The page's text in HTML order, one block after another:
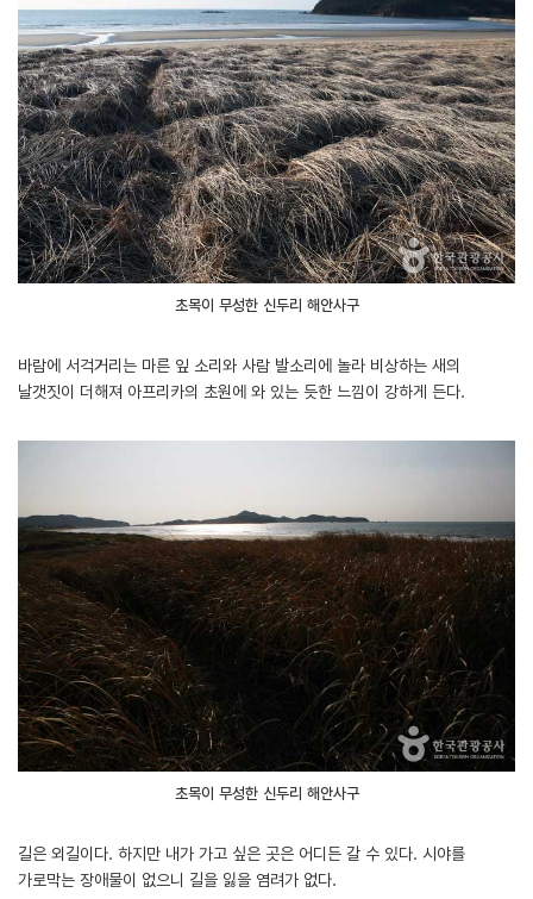
초목이 무성한 신두리 해안사구
바람에 서걱거리는 마른 잎 소리와 사람 발소리에 놀라 비상하는 새의
날갯짓이 더해져 아프리카의 초원에 와 있는 듯한 느낌이 강하게 든다.
초목이 무성한 신두리 해안사구
길은 외길이다. 하지만 내가 가고 싶은 곳은 어디든 갈 수 있다. 시야를
가로막는 장애물이 없으니 길을 잃을 염려가 없다.